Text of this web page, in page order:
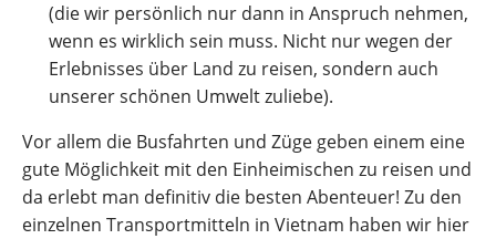
(die wir persönlich nur dann in Anspruch nehmen,
wenn es wirklich sein muss. Nicht nur wegen der
Erlebnisses über Land zu reisen, sondern auch
unserer schönen Umwelt zuliebe).
Vor allem die Busfahrten und Züge geben einem eine
gute Möglichkeit mit den Einheimischen zu reisen und
da erlebt man definitiv die besten Abenteuer! Zu den
einzelnen Transportmitteln in Vietnam haben wir hier